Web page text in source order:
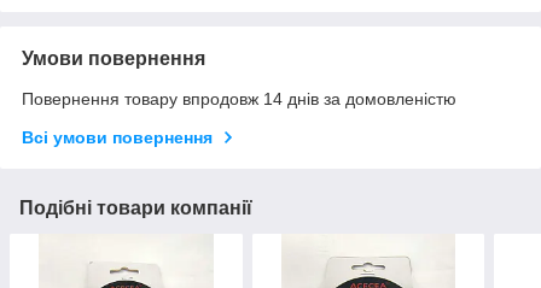
Умови повернення
Повернення товару впродовж 14 днів за домовленістю
Всі умови повернення
Подібні товари компанії